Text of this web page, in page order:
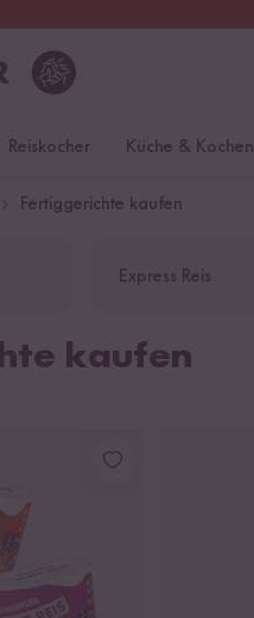
Reiskocher Küche & Kochen
Fertiggerichte kaufen
Express Reis
kaufen